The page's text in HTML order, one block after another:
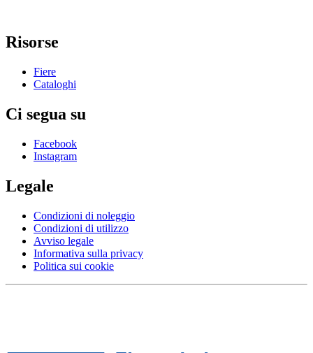
Risorse
Fiere
Cataloghi
Ci segua su
Facebook
Instagram
Legale
Condizioni di noleggio
Condizioni di utilizzo
Avviso legale
Informativa sulla privacy
Politica sui cookie